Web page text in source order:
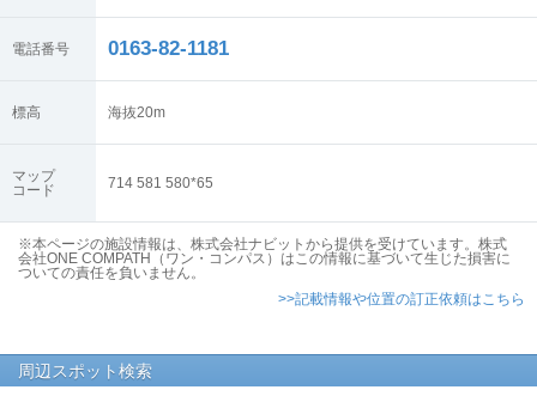
電話番号 0163-82-1181
標高 海抜20m
マップ
コード
714 581 580*65
※本ページの施設情報は、株式会社ナビットから提供を受けています。株式
会社ONE COMPATH（ワン・コンパス）はこの情報に基づいて生じた損害に
ついての責任を負いません。
>>記載情報や位置の訂正依頼はこちら
周辺スポット検索